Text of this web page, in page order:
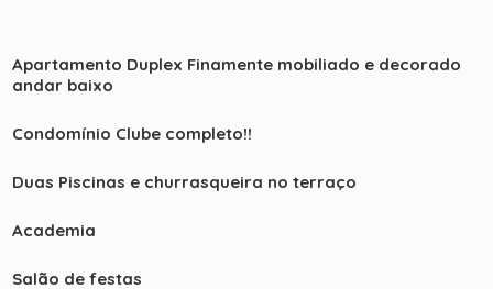
Apartamento Duplex Finamente mobiliado e decorado
andar baixo
Condomínio Clube completo!!
Duas Piscinas e churrasqueira no terraço
Academia
Salão de festas